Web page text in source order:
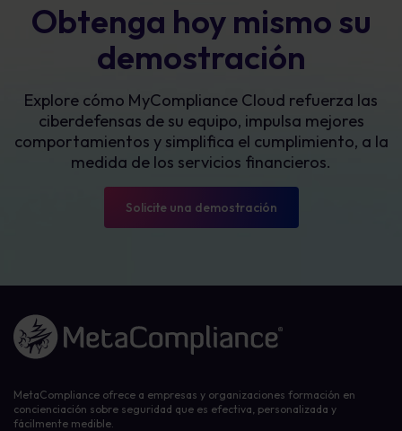
Obtenga hoy mismo su
demostración
Explore cómo MyCompliance Cloud refuerza las
ciberdefensas de su equipo, impulsa mejores
comportamientos y simplifica el cumplimiento, a la
medida de los servicios financieros.
Solicite una demostración
Enlace a la página de inicio
MetaCompliance ofrece a empresas y organizaciones formación en
concienciación sobre seguridad que es efectiva, personalizada y
fácilmente medible.